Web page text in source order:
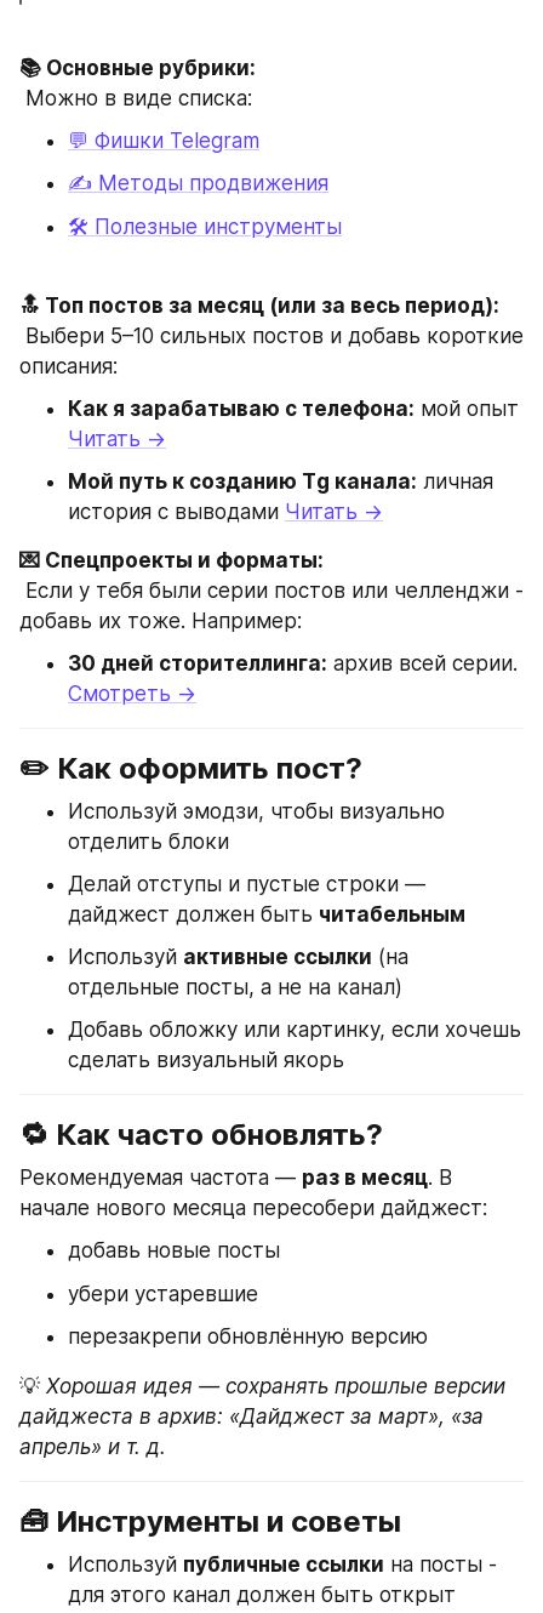
📚 Основные рубрики:
Можно в виде списка:
💬 Фишки Telegram
✍️ Методы продвижения
🛠 Полезные инструменты
🔝 Топ постов за месяц (или за весь период):
описания:
Как я зарабатываю с телефона:
Читать →
Мой путь к созданию Тg канала: личная
история с выводами Читать →
💌 Спецпроекты и форматы:
добавь их тоже. Например:
30 дней сторителлинга:
Смотреть →
✏️ Как оформить пост?
Используй эмодзи, чтобы визуально
отделить блоки
Делай отступы и пустые строки —
дайджест должен быть читабельным
Используй активные ссылки (на
отдельные посты, а не на канал)
Добавь обложку или картинку, если хочешь
сделать визуальный якорь
🔁 Как часто обновлять?
Рекомендуемая частота — раз в месяц. В
начале нового месяца пересобери дайджест:
добавь новые посты
убери устаревшие
перезакрепи обновлённую версию
💡 Хорошая идея — сохранять прошлые версии
дайджеста в архив: «Дайджест за март», «за
апрель» и т. д.
🧰 Инструменты и советы
Используй публичные ссылки на посты -
для этого канал должен быть открыт